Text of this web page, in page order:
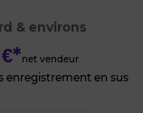
& environs
net vendeur
enregistrement en sus